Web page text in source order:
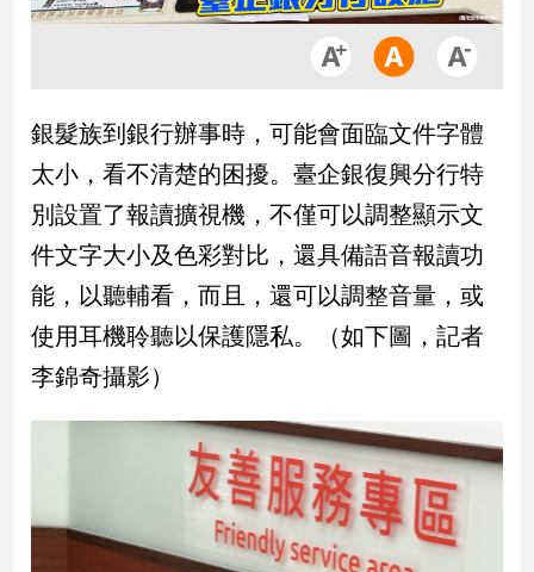
品
政
治
政
治
焦
品
觀
點
民
點
銀髮族到銀行辦事時，可能會面臨文件字體
太小，看不清楚的困擾。臺企銀復興分行特
別設置了報讀擴視機，不僅可以調整顯示文
件文字大小及色彩對比，還具備語音報讀功
能，以聽輔看，而且，還可以調整音量，或
使用耳機聆聽以保護隱私。（如下圖，記者
李錦奇攝影）